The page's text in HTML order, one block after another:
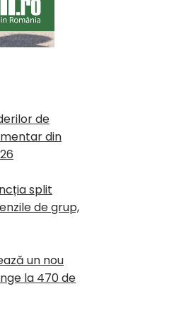
de
din
split
de grup,
un nou
la 470 de